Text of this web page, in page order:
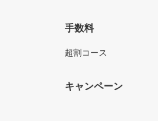
手数料
超割コース
キャンペーン